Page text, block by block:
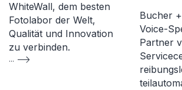
WhiteWall, dem besten
Fotolabor der Welt,
Qualität und Innovation
zu verbinden.
...
Bucher
Voice-
Partner